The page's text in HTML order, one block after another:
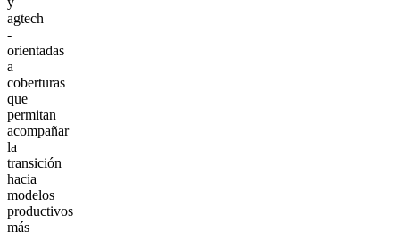
agtech
-
orientadas
a
coberturas
que
permitan
acompañar
la
transición
hacia
modelos
productivos
más